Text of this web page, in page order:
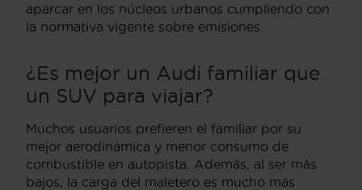
aparcar en los núcleos urbanos cumpliendo con
la normativa vigente sobre emisiones.
¿Es mejor un Audi familiar que
un SUV para viajar?
Muchos usuarios prefieren el familiar por su
mejor aerodinámica y menor consumo de
combustible en autopista. Además, al ser más
bajos, la carga del maletero es mucho más